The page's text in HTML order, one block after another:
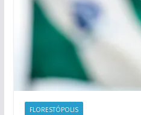
FLORESTÓPOLIS